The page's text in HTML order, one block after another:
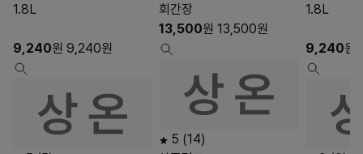
1.8L
9,240원 9,240원
회간장
13,500원 13,500원
5 (14)
1.8L
9,240원